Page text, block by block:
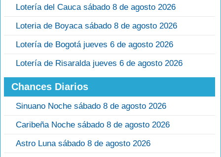
Lotería del Cauca sábado 8 de agosto 2026
Loteria de Boyaca sábado 8 de agosto 2026
Lotería de Bogotá jueves 6 de agosto 2026
Lotería de Risaralda jueves 6 de agosto 2026
Chances Diarios
Sinuano Noche sábado 8 de agosto 2026
Caribeña Noche sábado 8 de agosto 2026
Astro Luna sábado 8 de agosto 2026